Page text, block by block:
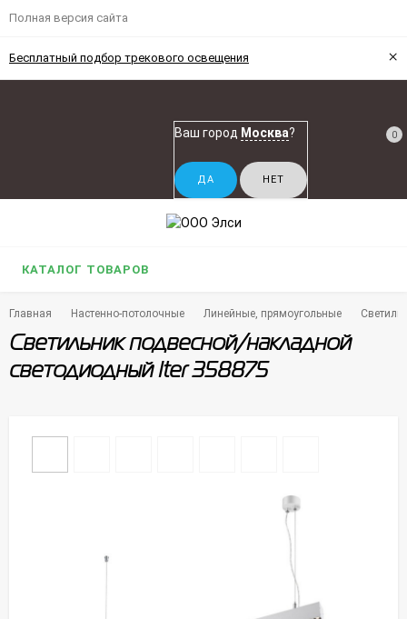
Полная версия сайта
Бесплатный подбор трекового освещения ×
Ваш город Москва? 0
КАТАЛОГ ТОВАРОВ
Главная Настенно-потолочные Линейные, прямоугольные
Светильник подвесной/накладной
светодиодный Iter 358875